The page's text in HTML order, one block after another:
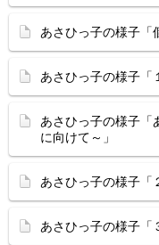
あさひっ子の様子「
あさひっ子の様子「
あさひっ子の様子「
に向けて～」
あさひっ子の様子「
あさひっ子の様子「